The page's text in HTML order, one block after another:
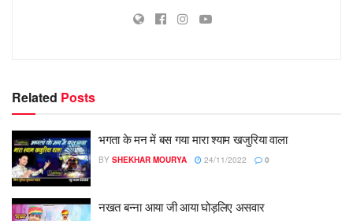
Related Posts
भगता के मन में बस गया मारा श्याम खजुरिया वाला
BY SHEKHAR MOURYA 24/11/2022 0
नखत बन्ना आया जी आया घोड़लिए असवार